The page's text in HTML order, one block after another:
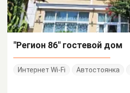
"Регион 86" гостевой дом
Интернет Wi-Fi Автостоянка